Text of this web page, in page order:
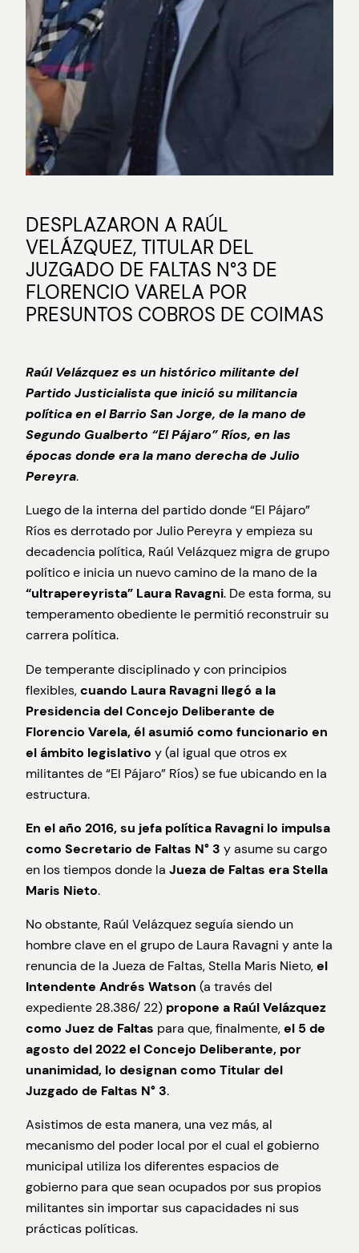
DESPLAZARON A RAÚL
VELÁZQUEZ, TITULAR DEL
JUZGADO DE FALTAS N°3 DE
FLORENCIO VARELA POR
PRESUNTOS COBROS DE COIMAS
Raúl Velázquez es un histórico militante del
Partido Justicialista que inició su militancia
política en el Barrio San Jorge, de la mano de
Segundo Gualberto “El Pájaro” Ríos, en las
épocas donde era la mano derecha de Julio
Pereyra.
Luego de la interna del partido donde “El Pájaro”
Ríos es derrotado por Julio Pereyra y empieza su
decadencia política, Raúl Velázquez migra de grupo
político e inicia un nuevo camino de la mano de la
“ultrapereyrista” Laura Ravagni. De esta forma, su
temperamento obediente le permitió reconstruir su
carrera política.
De temperante disciplinado y con principios
flexibles,cuando Laura Ravagni llegó a la
Presidencia del Concejo Deliberante de
Florencio Varela, él asumió como funcionario en
el ámbito legislativo y (al igual que otros ex
militantes de “El Pájaro” Ríos) se fue ubicando en la
estructura.
En el año 2016, su jefa política Ravagni lo impulsa
como Secretario de Faltas N° 3 y asume su cargo
en los tiempos donde la Jueza de Faltas era Stella
Maris Nieto.
No obstante, Raúl Velázquez seguía siendo un
hombre clave en el grupo de Laura Ravagni y ante la
renuncia de la Jueza de Faltas, Stella Maris Nieto,el
Intendente Andrés Watson (a través del
expediente 28.386/ 22) propone a Raúl Velázquez
como Juez de Faltas para que, finalmente,el 5 de
agosto del 2022 el Concejo Deliberante, por
unanimidad, lo designan como Titular del
Juzgado de Faltas N° 3.
Asistimos de esta manera, una vez más, al
mecanismo del poder local por el cual el gobierno
municipal utiliza los diferentes espacios de
gobierno para que sean ocupados por sus propios
militantes sin importar sus capacidades ni sus
prácticas políticas.